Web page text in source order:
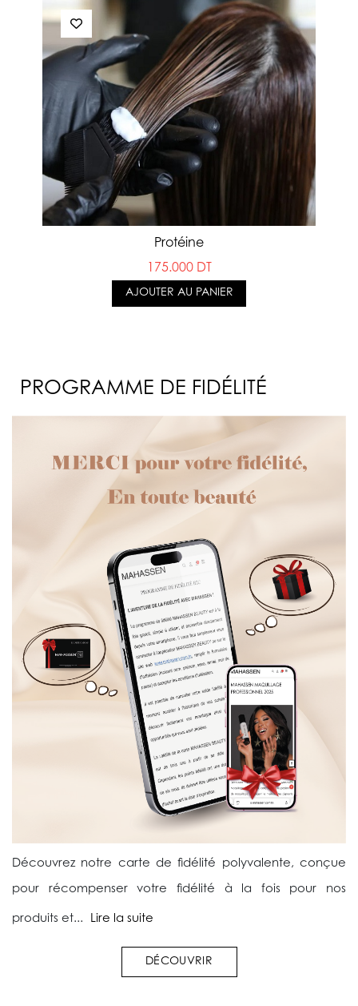
Protéine
175.000 DT
AJOUTER AU PANIER
PROGRAMME DE FIDÉLITÉ
Découvrez notre carte de fidélité polyvalente, conçue
pour récompenser votre fidélité à la fois pour nos
produits et... Lire la suite
DÉCOUVRIR